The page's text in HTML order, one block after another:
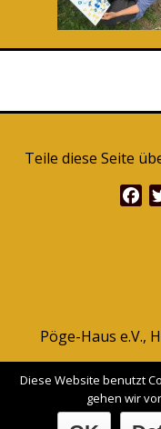
Teile diese Seite
Pöge-Haus e.V.,
www.pöge-
Diese Website benutzt
gehen wir